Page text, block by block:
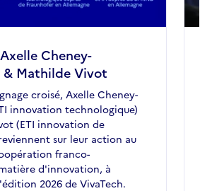
Cheney-
& Mathilde Vivot
croisé, Axelle Cheney-
innovation technologique)
(ETI innovation de
sur leur action au
franco-
d'innovation, à
2026 de VivaTech.